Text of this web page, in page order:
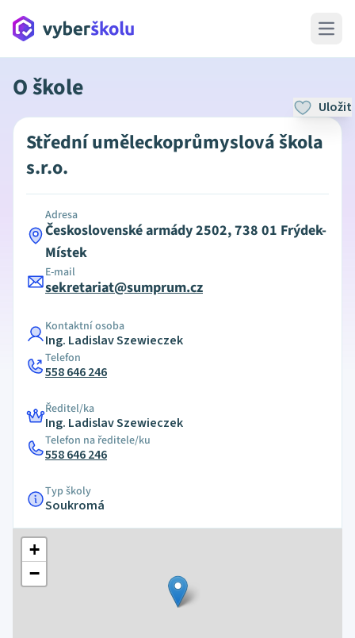
Open
O škole
Uložit
Střední uměleckoprůmyslová škola
s.r.o.
Adresa
Československé armády 2502, 738 01 Frýdek-
Místek
E-mail
sekretariat@sumprum.cz
Kontaktní osoba
Ing. Ladislav Szewieczek
Telefon
558 646 246
Ředitel/ka
Ing. Ladislav Szewieczek
Telefon na ředitele/ku
558 646 246
Typ školy
Soukromá
+
−